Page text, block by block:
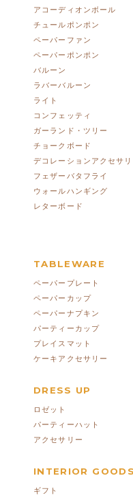
アコーディオンボール
チュールポンポン
ペーパーファン
ペーパーポンポン
バルーン
ラバーバルーン
ライト
コンフェッティ
ガーランド・ツリー
チョークボード
デコレーションアクセサリ
フェザーバタフライ
ウォールハンギング
レターボード
TABLEWARE
ペーパープレート
ペーパーカップ
ペーパーナプキン
パーティーカップ
プレイスマット
ケーキアクセサリー
DRESS UP
ロゼット
パーティーハット
アクセサリー
INTERIOR GOODS
ギフト